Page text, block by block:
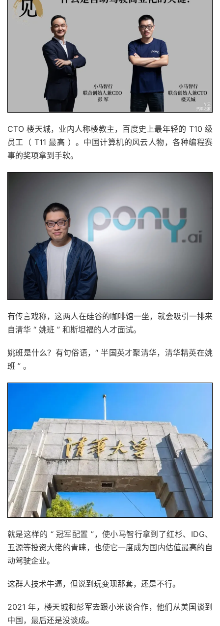
CTO 楼天城，业内人称楼教主，百度史上最年轻的 T10 级
员工（ T11 最高 ）。中国计算机的风云人物，各种编程赛
事的奖项拿到手软。
有传言戏称，这两人在硅谷的咖啡馆一坐，就会吸引一排来
自清华 “ 姚班 ” 和斯坦福的人才面试。
姚班是什么？有句俗语，“ 半国英才聚清华，清华精英在姚
班 ” 。
就是这样的 “ 冠军配置 ”，使小马智行拿到了红杉、IDG、
五源等投资大佬的青睐，也使它一度成为国内估值最高的自
动驾驶企业。
这群人技术牛逼，但说到玩变现那套，还是不行。
2021 年，楼天城和彭军去跟小米谈合作，他们从美国谈到
中国，最后还是没谈成。